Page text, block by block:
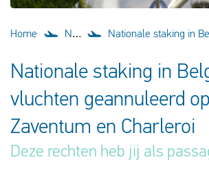
Vluchtproblemen
Nederlands
Inloggen
Home Nieuws Nationale staking in België: alle vluchten
Nationale staking in
vluchten geannuleerd
Zaventum en Charleroi
Deze rechten heb jij als